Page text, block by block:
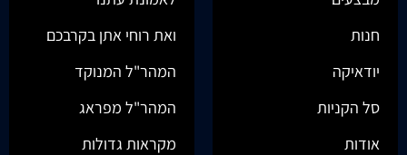
חנות
יודאיקה
סל הקניות
אודות
ואת רוחי אתן בקרבכם
המהר"ל המנוקד
המהר"ל מפראג
מקראות גדולות